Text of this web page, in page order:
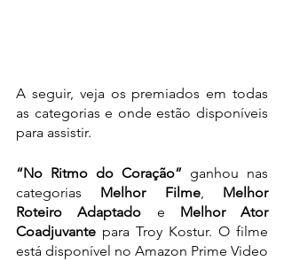
A seguir, veja os premiados em todas
as categorias e onde estão disponíveis
para assistir.
“No Ritmo do Coração” ganhou nas
categorias Melhor Filme, Melhor
Roteiro Adaptado e Melhor Ator
Coadjuvante para Troy Kostur. O filme
está disponível no Amazon Prime Video